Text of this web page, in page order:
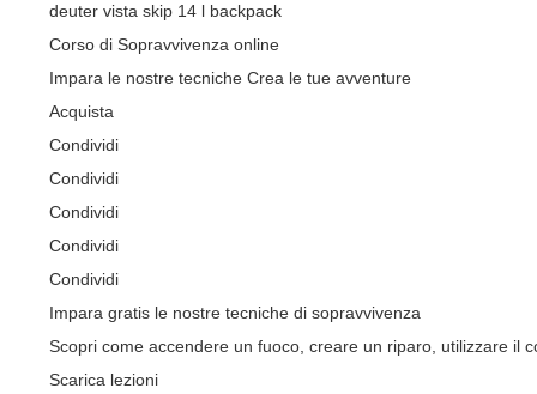
deuter vista skip 14 l backpack
Corso di Sopravvivenza online
Impara le nostre tecniche Crea le tue avventure
Acquista
Condividi
Condividi
Condividi
Condividi
Condividi
Impara gratis le nostre tecniche di sopravvivenza
Scopri come accendere un fuoco, creare un riparo, utilizzare il
Scarica lezioni